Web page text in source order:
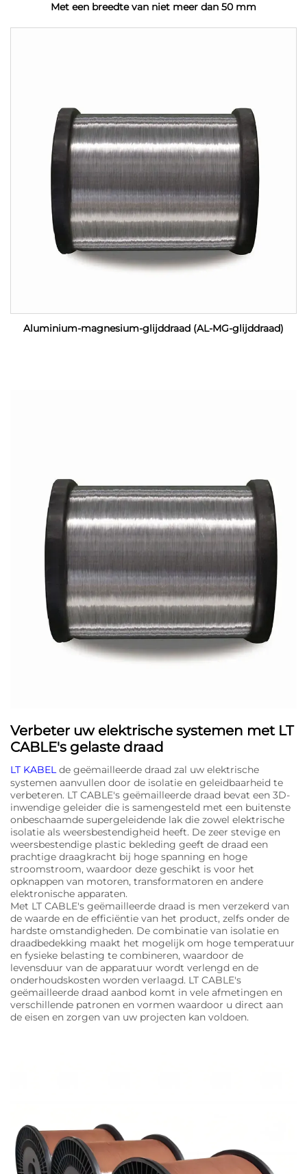
Met een breedte van niet meer dan 50 mm
Aluminium-magnesium-glijddraad (AL-MG-glijddraad)
Verbeter uw elektrische systemen met LT
CABLE's gelaste draad
LT KABELde geëmailleerde draad zal uw elektrische
systemen aanvullen door de isolatie en geleidbaarheid te
verbeteren. LT CABLE's geëmailleerde draad bevat een 3D-
inwendige geleider die is samengesteld met een buitenste
onbeschaamde supergeleidende lak die zowel elektrische
isolatie als weersbestendigheid heeft. De zeer stevige en
weersbestendige plastic bekleding geeft de draad een
prachtige draagkracht bij hoge spanning en hoge
stroomstroom, waardoor deze geschikt is voor het
opknappen van motoren, transformatoren en andere
elektronische apparaten.
Met LT CABLE's geëmailleerde draad is men verzekerd van
de waarde en de efficiëntie van het product, zelfs onder de
hardste omstandigheden. De combinatie van isolatie en
draadbedekking maakt het mogelijk om hoge temperatuur
en fysieke belasting te combineren, waardoor de
levensduur van de apparatuur wordt verlengd en de
onderhoudskosten worden verlaagd. LT CABLE's
geëmailleerde draad aanbod komt in vele afmetingen en
verschillende patronen en vormen waardoor u direct aan
de eisen en zorgen van uw projecten kan voldoen.